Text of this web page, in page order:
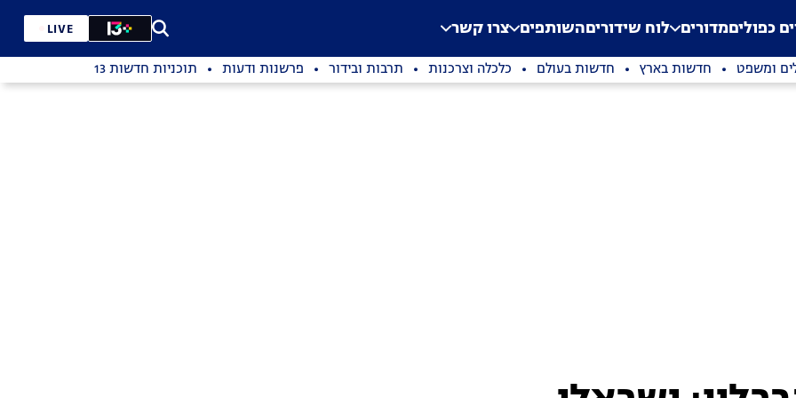
Application error: a
. כפוליםמדורים לוח שידוריםהשותפים צרו קשר LIVE
ומשפט חדשות בארץ חדשות בעולם כלכלה וצרכנות תרבות ובידור פרשנות ודעות תוכניות חדשות 13